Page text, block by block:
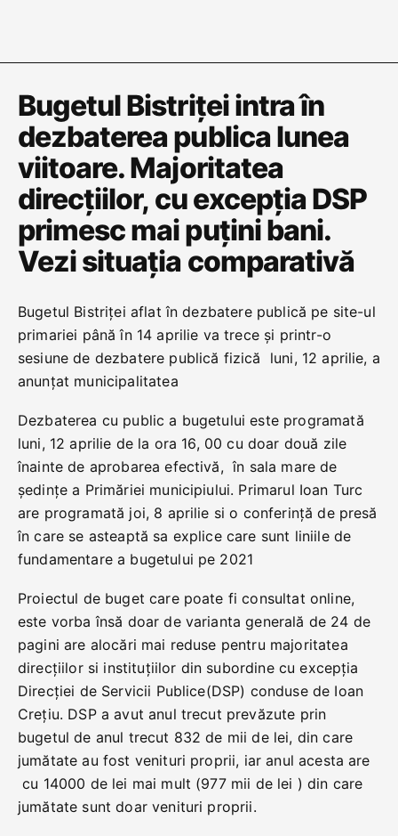
Bugetul Bistriței intra în
dezbaterea publica lunea
viitoare. Majoritatea
direcțiilor, cu excepția DSP
primesc mai puțini bani.
Vezi situația comparativă
Bugetul Bistriței aflat în dezbatere publică pe site-ul
primariei până în 14 aprilie va trece și printr-o
sesiune de dezbatere publică fizică luni, 12 aprilie, a
anunțat municipalitatea
Dezbaterea cu public a bugetului este programată
luni, 12 aprilie de la ora 16, 00 cu doar două zile
înainte de aprobarea efectivă, în sala mare de
şedinţe a Primăriei municipiului. Primarul Ioan Turc
are programată joi, 8 aprilie si o conferință de presă
în care se asteaptă sa explice care sunt liniile de
fundamentare a bugetului pe 2021
Proiectul de buget care poate fi consultat online,
este vorba însă doar de varianta generală de 24 de
pagini are alocări mai reduse pentru majoritatea
direcțiilor si instituțiilor din subordine cu excepția
Direcției de Servicii Publice(DSP) conduse de Ioan
Crețiu. DSP a avut anul trecut prevăzute prin
bugetul de anul trecut 832 de mii de lei, din care
jumătate au fost venituri proprii, iar anul acesta are
cu 14000 de lei mai mult (977 mii de lei ) din care
jumătate sunt doar venituri proprii.